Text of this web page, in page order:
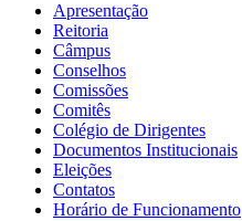
Apresentação
Reitoria
Câmpus
Conselhos
Comissões
Comitês
Colégio de Dirigentes
Documentos Institucionais
Eleições
Contatos
Horário de Funcionamento